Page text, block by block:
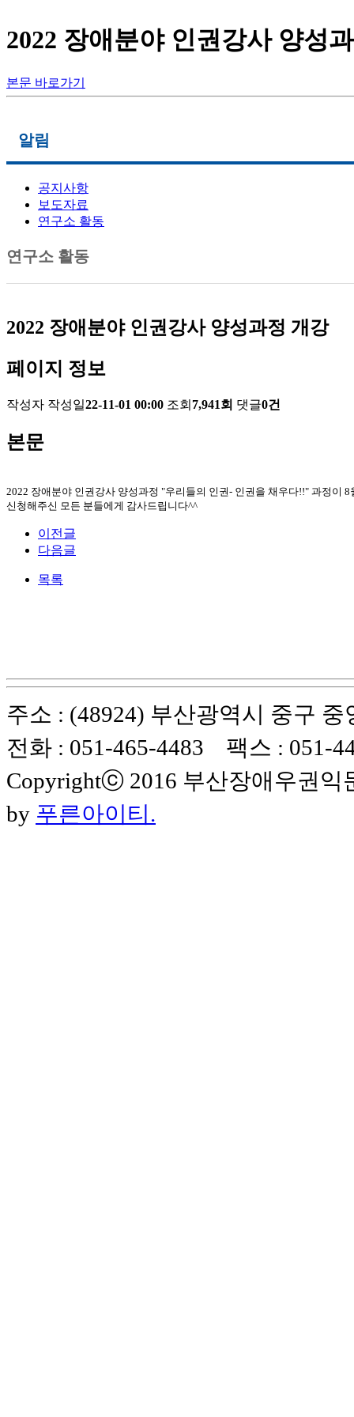
2022 장애분야 인권강사 양성
본문 바로가기
메인메뉴
연구소 소개
부산장애인인권센터
활동지원사업
자료실
알림
공지사항
보도자료
연구소 활동
연구소 활동
2022 장애분야 인권강사 양성과정 개강
페이지 정보
작성자 작성일22-11-01 00:00 조회 7,941회 댓글0건
본문
2022 장애분야 인권강사 양성과정 "우리들의 인권- 인권을 채우다!!" 과정이
신청해주신 모든 분들에게 감사드립니다^^
이전글
다음글
목록
주소 : (48924) 부산광역시 중구
전화 : 051-465-4483 팩스 : 051-
Copyrightⓒ 2016 부산장애우권익
by 푸른아이티.